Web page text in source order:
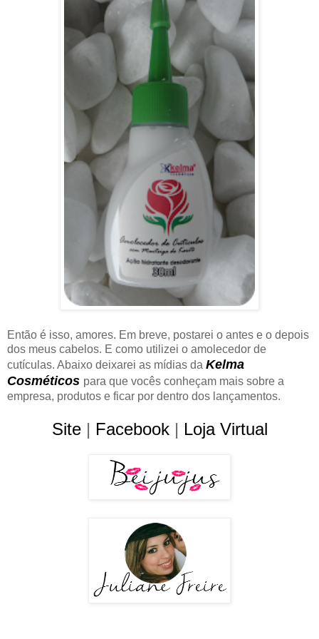
Então é isso, amores. Em breve, postarei o antes e o depois
dos meus cabelos. E como utilizei o amolecedor de
cutículas. Abaixo deixarei as mídias da Kelma
Cosméticos para que vocês conheçam mais sobre a
empresa, produtos e ficar por dentro dos lançamentos.
Site| Facebook| Loja Virtual